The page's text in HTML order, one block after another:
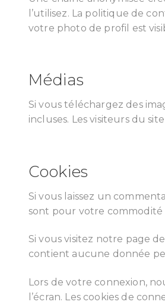
l’utilisez. La politique de
votre photo de profil est
Médias
Si vous téléchargez des
incluses. Les visiteurs du
Cookies
Si vous laissez un
sont pour votre commodité
Si vous visitez notre page
contient aucune donnée
Lors de votre connexion,
l’écran. Les cookies de